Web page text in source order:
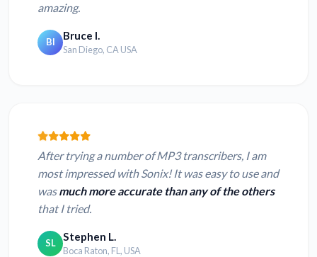
amazing.
BI Bruce I.
San Diego, CA USA
After trying a number of MP3 transcribers, I am
most impressed with Sonix! It was easy to use and
wasmuch more accurate than any of the others
that I tried.
SL Stephen L.
Boca Raton, FL, USA